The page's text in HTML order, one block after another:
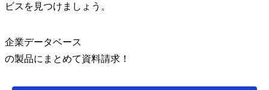
ビスを見つけましょう。
企業データベース
の製品にまとめて資料請求！